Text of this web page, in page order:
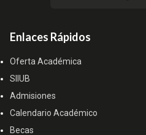
Enlaces Rápidos
Oferta Académica
SIIUB
Admisiones
Calendario Académico
Becas